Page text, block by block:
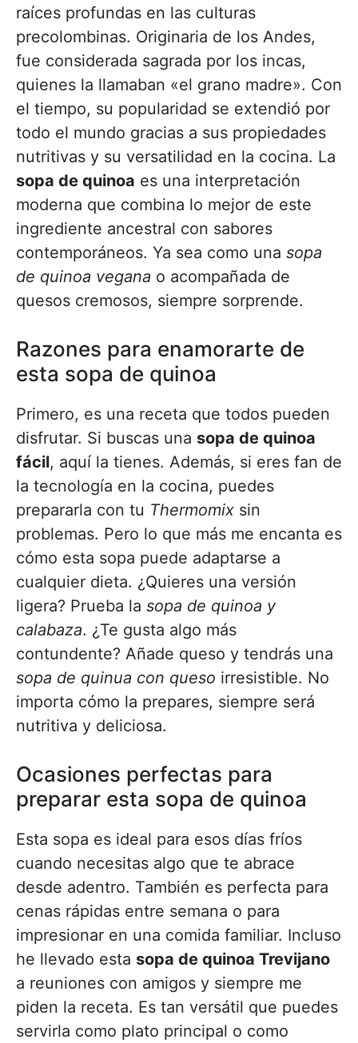
raíces profundas en las culturas
precolombinas. Originaria de los Andes,
fue considerada sagrada por los incas,
quienes la llamaban «el grano madre». Con
el tiempo, su popularidad se extendió por
todo el mundo gracias a sus propiedades
nutritivas y su versatilidad en la cocina. La
sopa de quinoa es una interpretación
moderna que combina lo mejor de este
ingrediente ancestral con sabores
contemporáneos. Ya sea como una sopa
de quinoa vegana o acompañada de
quesos cremosos, siempre sorprende.
Razones para enamorarte de
esta sopa de quinoa
Primero, es una receta que todos pueden
disfrutar. Si buscas una sopa de quinoa
fácil, aquí la tienes. Además, si eres fan de
la tecnología en la cocina, puedes
prepararla con tu Thermomix sin
problemas. Pero lo que más me encanta es
cómo esta sopa puede adaptarse a
cualquier dieta. ¿Quieres una versión
ligera? Prueba la sopa de quinoa y
calabaza. ¿Te gusta algo más
contundente? Añade queso y tendrás una
sopa de quinua con queso irresistible. No
importa cómo la prepares, siempre será
nutritiva y deliciosa.
Ocasiones perfectas para
preparar esta sopa de quinoa
Esta sopa es ideal para esos días fríos
cuando necesitas algo que te abrace
desde adentro. También es perfecta para
cenas rápidas entre semana o para
impresionar en una comida familiar. Incluso
he llevado esta sopa de quinoa Trevijano
a reuniones con amigos y siempre me
piden la receta. Es tan versátil que puedes
servirla como plato principal o como